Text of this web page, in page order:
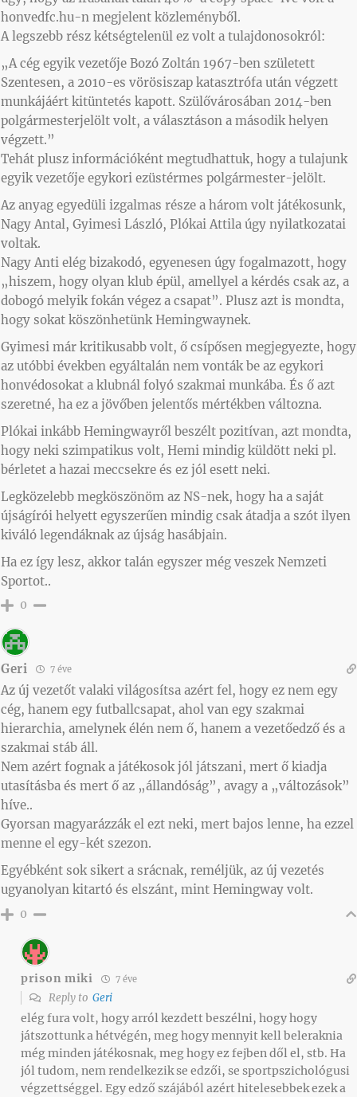
honvedfc.hu-n megjelent közleményből.
A legszebb rész kétségtelenül ez volt a tulajdonosokról:
„A cég egyik vezetője Bozó Zoltán 1967-ben született
Szentesen, a 2010-es vörösiszap katasztrófa után végzett
munkájáért kitüntetés kapott. Szülővárosában 2014-ben
polgármesterjelölt volt, a választáson a második helyen
végzett.”
Tehát plusz információként megtudhattuk, hogy a tulajunk
egyik vezetője egykori ezüstérmes polgármester-jelölt.
Az anyag egyedüli izgalmas része a három volt játékosunk,
Nagy Antal, Gyimesi László, Plókai Attila úgy nyilatkozatai
voltak.
Nagy Anti elég bizakodó, egyenesen úgy fogalmazott, hogy
„hiszem, hogy olyan klub épül, amellyel a kérdés csak az, a
dobogó melyik fokán végez a csapat”. Plusz azt is mondta,
hogy sokat köszönhetünk Hemingwaynek.
Gyimesi már kritikusabb volt, ő csípősen megjegyezte, hogy
az utóbbi években egyáltalán nem vonták be az egykori
honvédosokat a klubnál folyó szakmai munkába. És ő azt
szeretné, ha ez a jövőben jelentős mértékben változna.
Plókai inkább Hemingwayről beszélt pozitívan, azt mondta,
hogy neki szimpatikus volt, Hemi mindig küldött neki pl.
bérletet a hazai meccsekre és ez jól esett neki.
Legközelebb megköszönöm az NS-nek, hogy ha a saját
újságírói helyett egyszerűen mindig csak átadja a szót ilyen
kiváló legendáknak az újság hasábjain.
Ha ez így lesz, akkor talán egyszer még veszek Nemzeti
Sportot..
0
Geri 7 éve
Az új vezetőt valaki világosítsa azért fel, hogy ez nem egy
cég, hanem egy futballcsapat, ahol van egy szakmai
hierarchia, amelynek élén nem ő, hanem a vezetőedző és a
szakmai stáb áll.
Nem azért fognak a játékosok jól játszani, mert ő kiadja
utasításba és mert ő az „állandóság”, avagy a „változások”
híve..
Gyorsan magyarázzák el ezt neki, mert bajos lenne, ha ezzel
menne el egy-két szezon.
Egyébként sok sikert a srácnak, reméljük, az új vezetés
ugyanolyan kitartó és elszánt, mint Hemingway volt.
0
prison miki 7 éve
Reply to Geri
elég fura volt, hogy arról kezdett beszélni, hogy hogy
játszottunk a hétvégén, meg hogy mennyit kell beleraknia
még minden játékosnak, meg hogy ez fejben dől el, stb. Ha
jól tudom, nem rendelkezik se edzői, se sportpszichológusi
végzettséggel. Egy edző szájából azért hitelesebbek ezek a